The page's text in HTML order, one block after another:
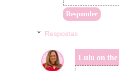
Responder
Respostas
Lulu on the